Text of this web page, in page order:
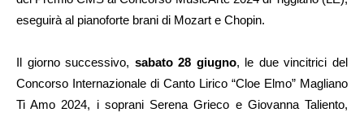
eseguirà al pianoforte brani di Mozart e Chopin.
Il giorno successivo, sabato 28 giugno, le due vincitrici del
Concorso Internazionale di Canto Lirico “Cloe Elmo” Magliano
Ti Amo 2024, i soprani Serena Grieco e Giovanna Taliento,